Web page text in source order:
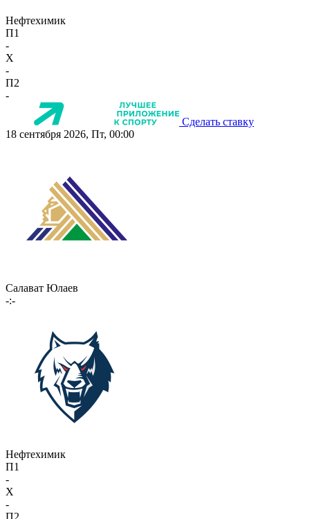
Нефтехимик
П1
-
X
-
П2
-
Сделать ставку
18 сентября 2026, Пт, 00:00
Салават Юлаев
-:-
Нефтехимик
П1
-
X
-